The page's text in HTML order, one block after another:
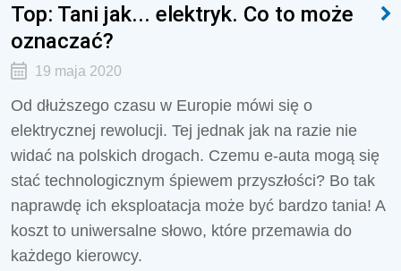
Top: Tani jak... elektryk. Co to może
oznaczać?
19 maja 2020
Od dłuższego czasu w Europie mówi się o
elektrycznej rewolucji. Tej jednak jak na razie nie
widać na polskich drogach. Czemu e-auta mogą się
stać technologicznym śpiewem przyszłości? Bo tak
naprawdę ich eksploatacja może być bardzo tania! A
koszt to uniwersalne słowo, które przemawia do
każdego kierowcy.